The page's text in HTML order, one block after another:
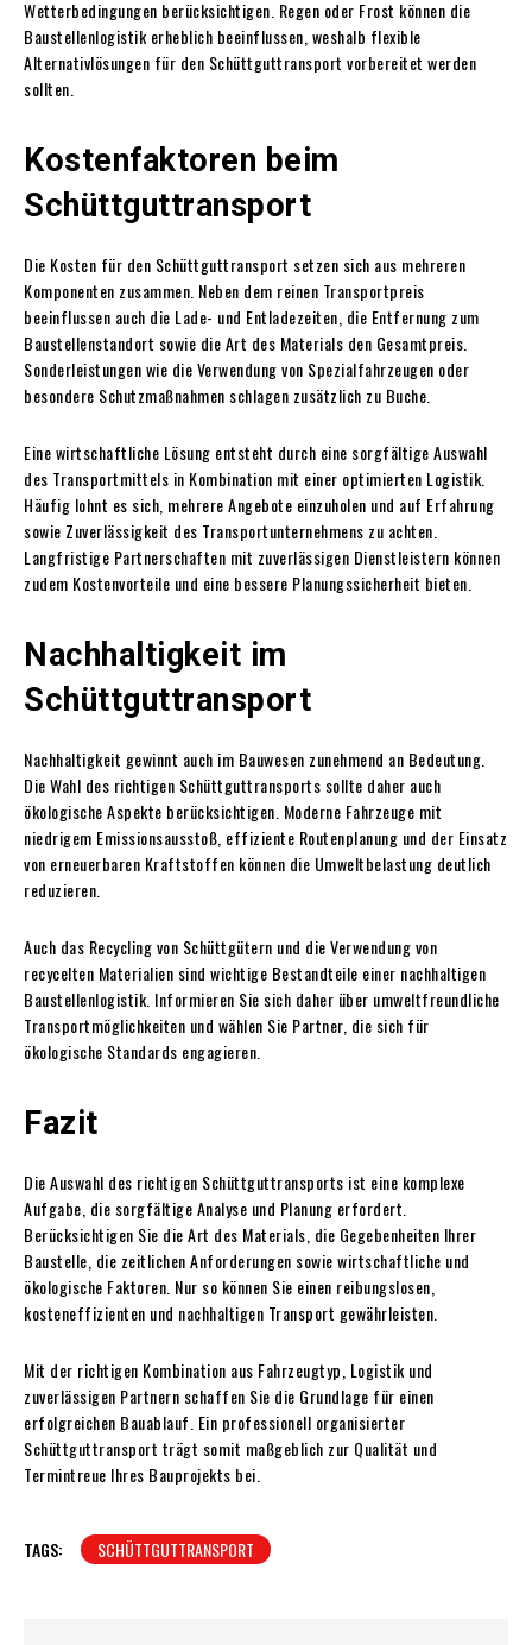
Wetterbedingungen berücksichtigen. Regen oder Frost können die
Baustellenlogistik erheblich beeinflussen, weshalb flexible
Alternativlösungen für den Schüttguttransport vorbereitet werden
sollten.
Kostenfaktoren beim
Schüttguttransport
Die Kosten für den Schüttguttransport setzen sich aus mehreren
Komponenten zusammen. Neben dem reinen Transportpreis
beeinflussen auch die Lade- und Entladezeiten, die Entfernung zum
Baustellenstandort sowie die Art des Materials den Gesamtpreis.
Sonderleistungen wie die Verwendung von Spezialfahrzeugen oder
besondere Schutzmaßnahmen schlagen zusätzlich zu Buche.
Eine wirtschaftliche Lösung entsteht durch eine sorgfältige Auswahl
des Transportmittels in Kombination mit einer optimierten Logistik.
Häufig lohnt es sich, mehrere Angebote einzuholen und auf Erfahrung
sowie Zuverlässigkeit des Transportunternehmens zu achten.
Langfristige Partnerschaften mit zuverlässigen Dienstleistern können
zudem Kostenvorteile und eine bessere Planungssicherheit bieten.
Nachhaltigkeit im
Schüttguttransport
Nachhaltigkeit gewinnt auch im Bauwesen zunehmend an Bedeutung.
Die Wahl des richtigen Schüttguttransports sollte daher auch
ökologische Aspekte berücksichtigen. Moderne Fahrzeuge mit
niedrigem Emissionsausstoß, effiziente Routenplanung und der Einsatz
von erneuerbaren Kraftstoffen können die Umweltbelastung deutlich
reduzieren.
Auch das Recycling von Schüttgütern und die Verwendung von
recycelten Materialien sind wichtige Bestandteile einer nachhaltigen
Baustellenlogistik. Informieren Sie sich daher über umweltfreundliche
Transportmöglichkeiten und wählen Sie Partner, die sich für
ökologische Standards engagieren.
Fazit
Die Auswahl des richtigen Schüttguttransports ist eine komplexe
Aufgabe, die sorgfältige Analyse und Planung erfordert.
Berücksichtigen Sie die Art des Materials, die Gegebenheiten Ihrer
Baustelle, die zeitlichen Anforderungen sowie wirtschaftliche und
ökologische Faktoren. Nur so können Sie einen reibungslosen,
kosteneffizienten und nachhaltigen Transport gewährleisten.
Mit der richtigen Kombination aus Fahrzeugtyp, Logistik und
zuverlässigen Partnern schaffen Sie die Grundlage für einen
erfolgreichen Bauablauf. Ein professionell organisierter
Schüttguttransport trägt somit maßgeblich zur Qualität und
Termintreue Ihres Bauprojekts bei.
TAGS: SCHÜTTGUTTRANSPORT